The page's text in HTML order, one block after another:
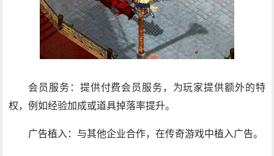
会员服务：提供付费会员服务，为玩家提供额外的特
权，例如经验加成或道具掉落率提升。
广告植入：与其他企业合作，在传奇游戏中植入广告。